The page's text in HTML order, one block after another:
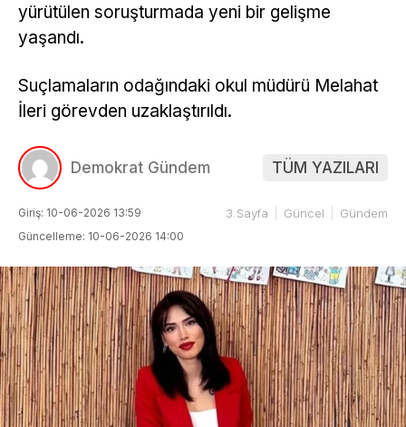
yürütülen soruşturmada yeni bir gelişme
yaşandı.
Suçlamaların odağındaki okul müdürü Melahat
İleri görevden uzaklaştırıldı.
Demokrat Gündem TÜM YAZILARI
Giriş: 10-06-2026 13:59
Güncelleme: 10-06-2026 14:00
3.Sayfa Güncel Gündem